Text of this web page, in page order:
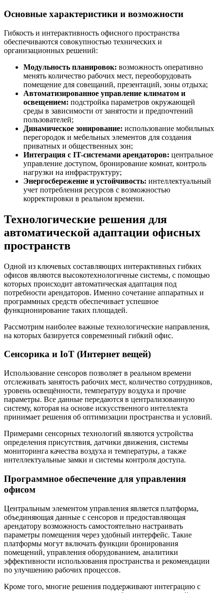
Основные характеристики и возможности
Гибкость и интерактивность офисного пространства
обеспечиваются совокупностью технических и
организационных решений:
Модульность планировок: возможность оперативно
менять количество рабочих мест, переоборудовать
помещение для совещаний, презентаций, зоны отдыха;
Автоматизированное управление климатом и
освещением: подстройка параметров окружающей
среды в зависимости от занятости и предпочтений
пользователей;
Динамическое зонирование: использование мобильных
перегородок и мебельных элементов для создания
приватных и общественных зон;
Интеграция с IT-системами арендаторов: центральное
управление доступом, бронирование комнат, контроль
нагрузки на инфраструктуру;
Энергосбережение и устойчивость: интеллектуальный
учет потребления ресурсов с возможностью
корректировки в реальном времени.
Технологические решения для
автоматической адаптации офисных
пространств
Одной из ключевых составляющих интерактивных гибких
офисов являются высокотехнологичные системы, с помощью
которых происходит автоматическая адаптация под
потребности арендаторов. Именно сочетание аппаратных и
программных средств обеспечивает успешное
функционирование таких площадей.
Рассмотрим наиболее важные технологические направления,
на которых базируется современный гибкий офис.
Сенсорика и IoT (Интернет вещей)
Использование сенсоров позволяет в реальном времени
отслеживать занятость рабочих мест, количество сотрудников,
уровень освещённости, температуру воздуха и прочие
параметры. Все данные передаются в централизованную
систему, которая на основе искусственного интеллекта
принимает решения об оптимизации пространства и условий.
Примерами сенсорных технологий являются устройства
определения присутствия, датчики движения, системы
мониторинга качества воздуха и температуры, а также
интеллектуальные замки и системы контроля доступа.
Программное обеспечение для управления
офисом
Центральным элементом управления является платформа,
объединяющая данные с сенсоров и предоставляющая
арендатору возможность самостоятельно настраивать
параметры помещения через удобный интерфейс. Такие
платформы могут включать функции бронирования
помещений, управления оборудованием, аналитики
эффективности использования пространства и рекомендации
по улучшению рабочих процессов.
Кроме того, многие решения поддерживают интеграцию с